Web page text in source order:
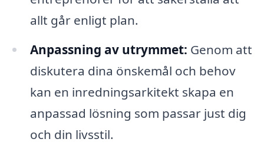
allt går enligt plan.
Anpassning av utrymmet: Genom att
diskutera dina önskemål och behov
kan en inredningsarkitekt skapa en
anpassad lösning som passar just dig
och din livsstil.